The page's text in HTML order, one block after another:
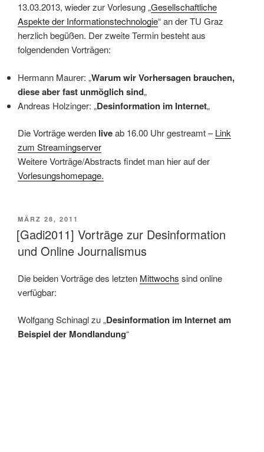
13.03.2013, wieder zur Vorlesung „Gesellschaftliche
Aspekte der Informationstechnologie“ an der TU Graz
herzlich begüßen. Der zweite Termin besteht aus
folgendenden Vorträgen:
Hermann Maurer: „Warum wir Vorhersagen brauchen,
diese aber fast unmöglich sind„
Andreas Holzinger: „Desinformation im Internet„
Die Vorträge werden liveab 16.00 Uhr gestreamt –Link
zum Streamingserver
Weitere Vorträge/Abstracts findet man hier auf der
Vorlesungshomepage.
VERÖFFENTLICHT
AM
MÄRZ 28, 2011
[Gadi2011] Vorträge zur Desinformation
und Online Journalismus
Die beiden Vorträge des letzten Mittwochs sind online
verfügbar:
Wolfgang Schinagl zu „Desinformation im Internet am
Beispiel der Mondlandung“